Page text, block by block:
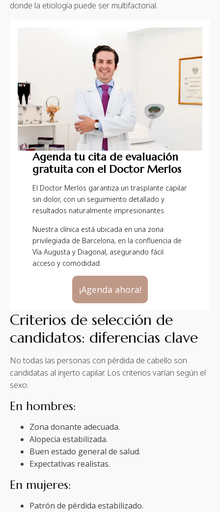
donde la etiología puede ser multifactorial.
Agenda tu cita de evaluación
gratuita con el Doctor Merlos
El Doctor Merlos garantiza un trasplante capilar
sin dolor, con un seguimiento detallado y
resultados naturalmente impresionantes.
Nuestra clínica está ubicada en una zona
privilegiada de Barcelona, en la confluencia de
Vía Augusta y Diagonal, asegurando fácil
acceso y comodidad.
¡Agenda ahora!
Criterios de selección de
candidatos: diferencias clave
No todas las personas con pérdida de cabello son
candidatas al injerto capilar. Los criterios varían según el
sexo:
En hombres:
Zona donante adecuada.
Alopecia estabilizada.
Buen estado general de salud.
Expectativas realistas.
En mujeres:
Patrón de pérdida estabilizado.